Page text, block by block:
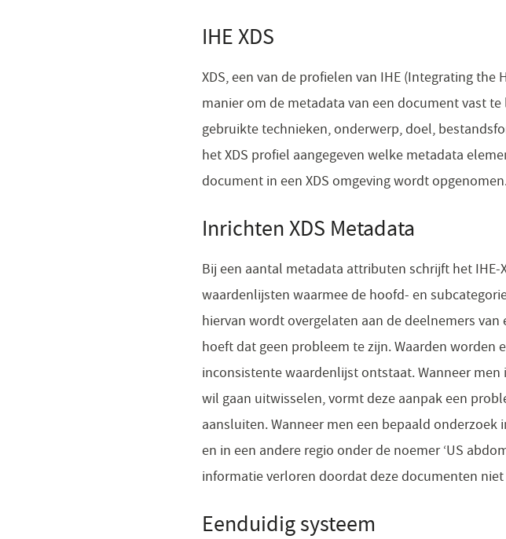
IHE XDS
XDS, een van de profielen van IHE (Integrating
manier om de metadata van een document vast
gebruikte technieken, onderwerp, doel,
het XDS profiel aangegeven welke metadata
document in een XDS omgeving wordt
Inrichten XDS Metadata
Bij een aantal metadata attributen schrijft het
waardenlijsten waarmee de hoofd- en
hiervan wordt overgelaten aan de deelnemers van
hoeft dat geen probleem te zijn. Waarden
inconsistente waardenlijst ontstaat. Wanneer
wil gaan uitwisselen, vormt deze aanpak een
aansluiten. Wanneer men een bepaald onderzoek
en in een andere regio onder de noemer ‘US
informatie verloren doordat deze documenten
Eenduidig systeem